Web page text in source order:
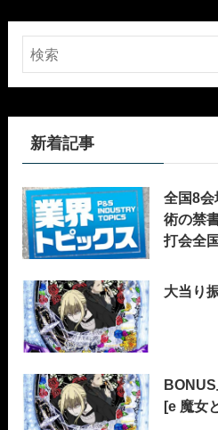
新着記事
全国8会
術の禁
打会全
大当り
[e 魔女